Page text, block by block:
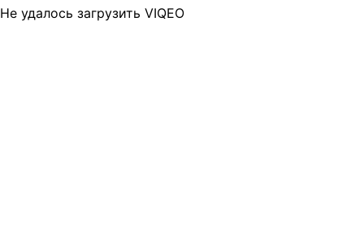
Не удалось загрузить VIQEO